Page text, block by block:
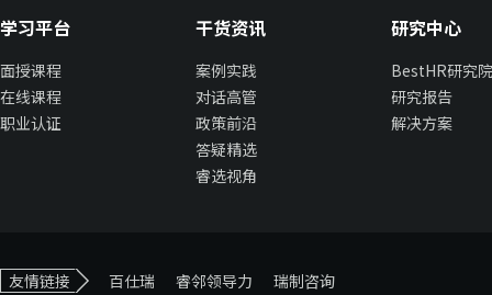
学习平台
面授课程
在线课程
职业认证
干货资讯
案例实践
对话高管
政策前沿
答疑精选
睿选视角
研究中心
BestHR研究院
研究报告
解决方案
友情链接 百仕瑞 睿邻领导力
瑞制咨询